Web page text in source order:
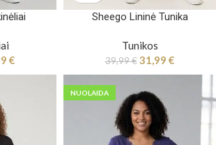
€
Sheego Lininė Tunika
Tunikos
39,99€ 31,99 €
NUOLAIDA